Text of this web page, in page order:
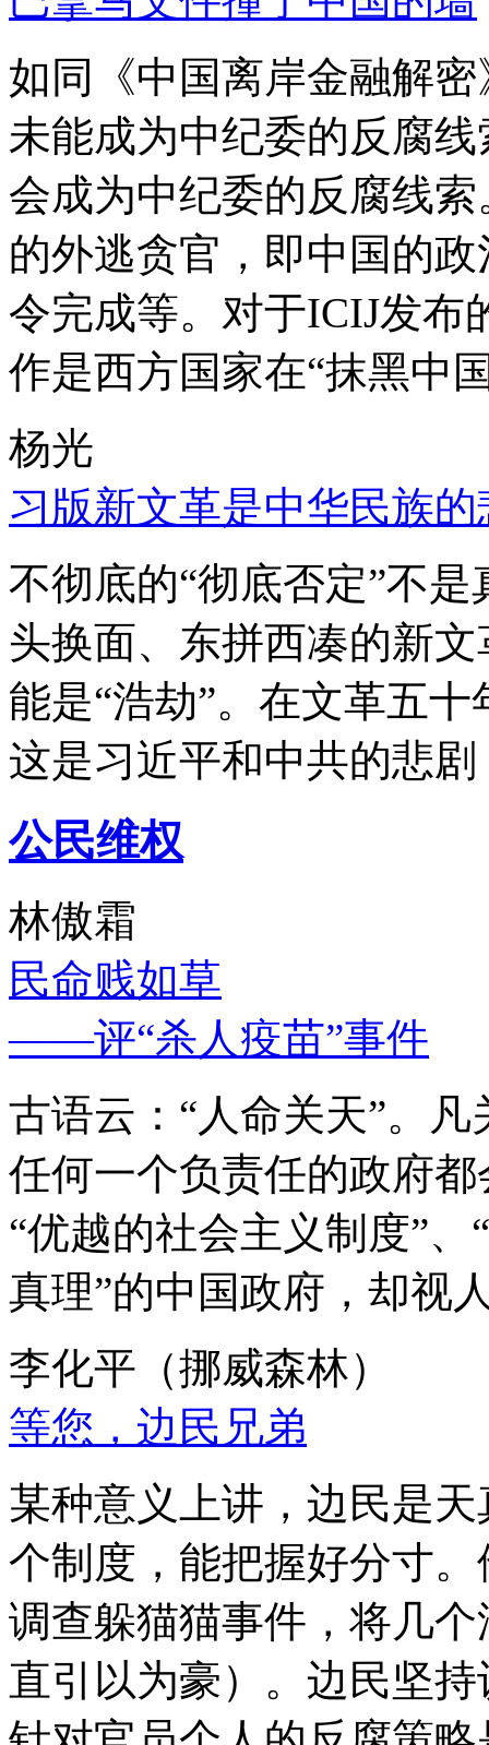
如同《中国离岸金融解
未能成为中纪委的反腐
会成为中纪委的反腐线
的外逃贪官，即中国的
令完成等。对于ICIJ发布
作是西方国家在“抹黑中
杨光
习版新文革是中华民族的
不彻底的“彻底否定”不
头换面、东拼西凑的新
能是“浩劫”。在文革五
这是习近平和中共的悲
公民维权
林傲霜
民命贱如草
——评“杀人疫苗”事件
古语云：“人命关天”。
任何一个负责任的政府
“优越的社会主义制度”
真理”的中国政府，却视
李化平（挪威森林）
等您，边民兄弟
某种意义上讲，边民是
个制度，能把握好分寸
调查躲猫猫事件，将几
直引以为豪）。边民坚